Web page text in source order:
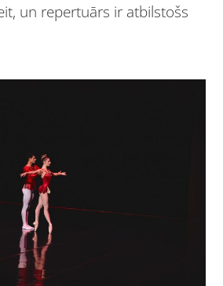
un repertuārs ir atbilstošs